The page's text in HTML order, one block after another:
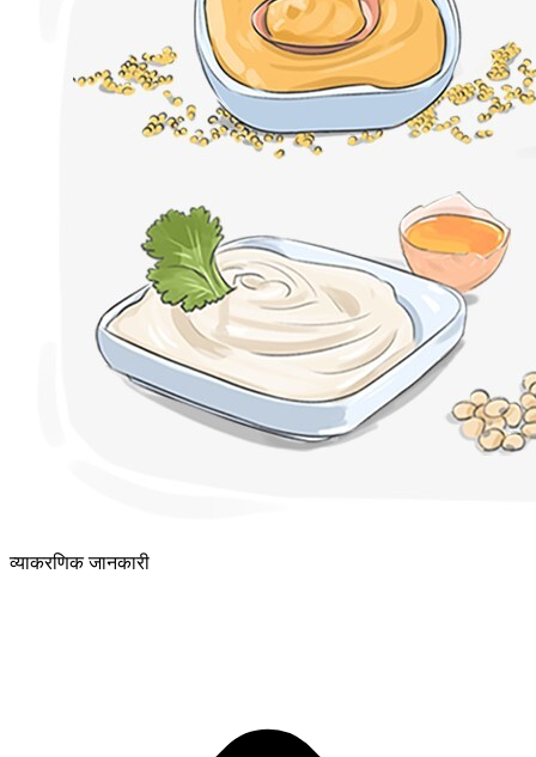
व्याकरणिक जानकारी